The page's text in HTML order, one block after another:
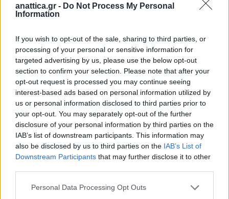
anattica.gr - Do Not Process My Personal
Information
If you wish to opt-out of the sale, sharing to third parties, or
processing of your personal or sensitive information for
targeted advertising by us, please use the below opt-out
section to confirm your selection. Please note that after your
opt-out request is processed you may continue seeing
interest-based ads based on personal information utilized by
us or personal information disclosed to third parties prior to
your opt-out. You may separately opt-out of the further
disclosure of your personal information by third parties on the
IAB’s list of downstream participants. This information may
also be disclosed by us to third parties on the IAB’s List of
Downstream Participants that may further disclose it to other
Personal Data Processing Opt Outs
Οι αρμόδιες αρχές εκφράζουν τις θερμές τους
ευχαριστίες προς όλους όσοι συμμετείχαν στην
επιχείρηση κατάσβεσης, επιδεικνύοντας
επαγγελματισμό, ετοιμότητα και πνεύμα
συνεργασίας.
Παρά το γεγονός ότι η φωτιά έχει πλέον σβήσει,
δυνάμεις της Πολιτικής Προστασίας θα
παραμείνουν στην περιοχή για προληπτικούς
λόγους, πραγματοποιώντας συνεχείς ελέγχους μέχρι